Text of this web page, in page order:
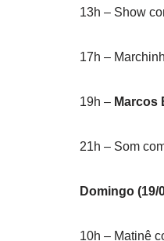
13h – Show
17h –
19h – Marcos
21h – Som
Domingo (19/
10h – Matinê